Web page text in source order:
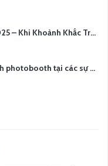
Year End Party 2025 – Khi Khoảnh Khắc Trở Thành Dấu Ấn | Gói Ưu Đãi Tháng 12 Từ YCN Media
Xu hướng chụp ảnh photobooth tại các sự kiện hiện nay